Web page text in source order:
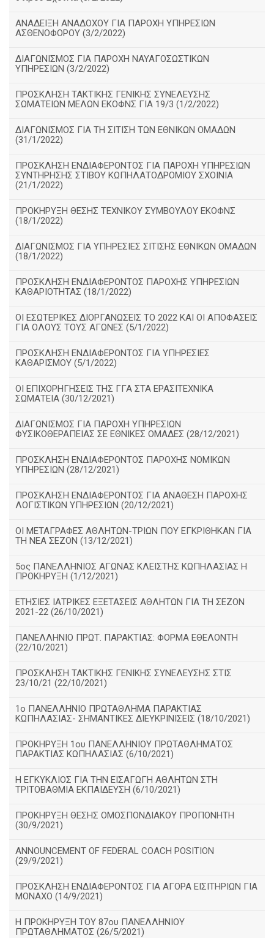
ΑΝΑΔΕΙΞΗ ΑΝΑΔΟΧΟΥ ΓΙΑ ΠΑΡΟΧΗ ΥΠΗΡΕΣΙΩΝ
ΑΣΘΕΝΟΦΟΡΟΥ (3/2/2022)
ΔΙΑΓΩΝΙΣΜΟΣ ΓΙΑ ΠΑΡΟΧΗ ΝΑΥΑΓΟΣΩΣΤΙΚΩΝ
ΥΠΗΡΕΣΙΩΝ (3/2/2022)
ΠΡΟΣΚΛΗΣΗ ΤΑΚΤΙΚΗΣ ΓΕΝΙΚΗΣ ΣΥΝΕΛΕΥΣΗΣ
ΣΩΜΑΤΕΙΩΝ ΜΕΛΩΝ ΕΚΟΦΝΣ ΓΙΑ 19/3 (1/2/2022)
ΔΙΑΓΩΝΙΣΜΟΣ ΓΙΑ ΤΗ ΣΙΤΙΣΗ ΤΩΝ ΕΘΝΙΚΩΝ ΟΜΑΔΩΝ
(31/1/2022)
ΠΡΟΣΚΛΗΣΗ ΕΝΔΙΑΦΕΡΟΝΤΟΣ ΓΙΑ ΠΑΡΟΧΗ ΥΠΗΡΕΣΙΩΝ
ΣΥΝΤΗΡΗΣΗΣ ΣΤΙΒΟΥ ΚΩΠΗΛΑΤΟΔΡΟΜΙΟΥ ΣΧΟΙΝΙΑ
(21/1/2022)
ΠΡΟΚΗΡΥΞΗ ΘΕΣΗΣ ΤΕΧΝΙΚΟΥ ΣΥΜΒΟΥΛΟΥ ΕΚΟΦΝΣ
(18/1/2022)
ΔΙΑΓΩΝΙΣΜΟΣ ΓΙΑ ΥΠΗΡΕΣΙΕΣ ΣΙΤΙΣΗΣ ΕΘΝΙΚΩΝ ΟΜΑΔΩΝ
(18/1/2022)
ΠΡΟΣΚΛΗΣΗ ΕΝΔΙΑΦΕΡΟΝΤΟΣ ΠΑΡΟΧΗΣ ΥΠΗΡΕΣΙΩΝ
ΚΑΘΑΡΙΟΤΗΤΑΣ (18/1/2022)
ΟΙ ΕΣΩΤΕΡΙΚΕΣ ΔΙΟΡΓΑΝΩΣΕΙΣ ΤΟ 2022 ΚΑΙ ΟΙ ΑΠΟΦΑΣΕΙΣ
ΓΙΑ ΟΛΟΥΣ ΤΟΥΣ ΑΓΩΝΕΣ (5/1/2022)
ΠΡΟΣΚΛΗΣΗ ΕΝΔΙΑΦΕΡΟΝΤΟΣ ΓΙΑ ΥΠΗΡΕΣΙΕΣ
ΚΑΘΑΡΙΣΜΟΥ (5/1/2022)
ΟΙ ΕΠΙΧΟΡΗΓΗΣΕΙΣ ΤΗΣ ΓΓΑ ΣΤΑ ΕΡΑΣΙΤΕΧΝΙΚΑ
ΣΩΜΑΤΕΙΑ (30/12/2021)
ΔΙΑΓΩΝΙΣΜΟΣ ΓΙΑ ΠΑΡΟΧΗ ΥΠΗΡΕΣΙΩΝ
ΦΥΣΙΚΟΘΕΡΑΠΕΙΑΣ ΣΕ ΕΘΝΙΚΕΣ ΟΜΑΔΕΣ (28/12/2021)
ΠΡΟΣΚΛΗΣΗ ΕΝΔΙΑΦΕΡΟΝΤΟΣ ΠΑΡΟΧΗΣ ΝΟΜΙΚΩΝ
ΥΠΗΡΕΣΙΩΝ (28/12/2021)
ΠΡΟΣΚΛΗΣΗ ΕΝΔΙΑΦΕΡΟΝΤΟΣ ΓΙΑ ΑΝΑΘΕΣΗ ΠΑΡΟΧΗΣ
ΛΟΓΙΣΤΙΚΩΝ ΥΠΗΡΕΣΙΩΝ (20/12/2021)
ΟΙ ΜΕΤΑΓΡΑΦΕΣ ΑΘΛΗΤΩΝ-ΤΡΙΩΝ ΠΟΥ ΕΓΚΡΙΘΗΚΑΝ ΓΙΑ
ΤΗ ΝΕΑ ΣΕΖΟΝ (13/12/2021)
5ος ΠΑΝΕΛΛΗΝΙΟΣ ΑΓΩΝΑΣ ΚΛΕΙΣΤΗΣ ΚΩΠΗΛΑΣΙΑΣ Η
ΠΡΟΚΗΡΥΞΗ (1/12/2021)
ΕΤΗΣΙΕΣ ΙΑΤΡΙΚΕΣ ΕΞΕΤΑΣΕΙΣ ΑΘΛΗΤΩΝ ΓΙΑ ΤΗ ΣΕΖΟΝ
2021-22 (26/10/2021)
ΠΑΝΕΛΛΗΝΙΟ ΠΡΩΤ. ΠΑΡΑΚΤΙΑΣ: ΦΟΡΜΑ ΕΘΕΛΟΝΤΗ
(22/10/2021)
ΠΡΟΣΚΛΗΣΗ ΤΑΚΤΙΚΗΣ ΓΕΝΙΚΗΣ ΣΥΝΕΛΕΥΣΗΣ ΣΤΙΣ
23/10/21 (22/10/2021)
1ο ΠΑΝΕΛΛΗΝΙΟ ΠΡΩΤΑΘΛΗΜΑ ΠΑΡΑΚΤΙΑΣ
ΚΩΠΗΛΑΣΙΑΣ- ΣΗΜΑΝΤΙΚΕΣ ΔΙΕΥΚΡΙΝΙΣΕΙΣ (18/10/2021)
ΠΡΟΚΗΡΥΞΗ 1ου ΠΑΝΕΛΛΗΝΙΟΥ ΠΡΩΤΑΘΛΗΜΑΤΟΣ
ΠΑΡΑΚΤΙΑΣ ΚΩΠΗΛΑΣΙΑΣ (6/10/2021)
Η ΕΓΚΥΚΛΙΟΣ ΓΙΑ ΤΗΝ ΕΙΣΑΓΩΓΗ ΑΘΛΗΤΩΝ ΣΤΗ
ΤΡΙΤΟΒΑΘΜΙΑ ΕΚΠΑΙΔΕΥΣΗ (6/10/2021)
ΠΡΟΚΗΡΥΞΗ ΘΕΣΗΣ ΟΜΟΣΠΟΝΔΙΑΚΟΥ ΠΡΟΠΟΝΗΤΗ
(30/9/2021)
ANNOUNCEMENT OF FEDERAL COACH POSITION
(29/9/2021)
ΠΡΟΣΚΛΗΣΗ ΕΝΔΙΑΦΕΡΟΝΤΟΣ ΓΙΑ ΑΓΟΡΑ ΕΙΣΙΤΗΡΙΩΝ ΓΙΑ
ΜΟΝΑΧΟ (14/9/2021)
Η ΠΡΟΚΗΡΥΞΗ ΤΟΥ 87ου ΠΑΝΕΛΛΗΝΙΟΥ
ΠΡΩΤΑΘΛΗΜΑΤΟΣ (26/5/2021)